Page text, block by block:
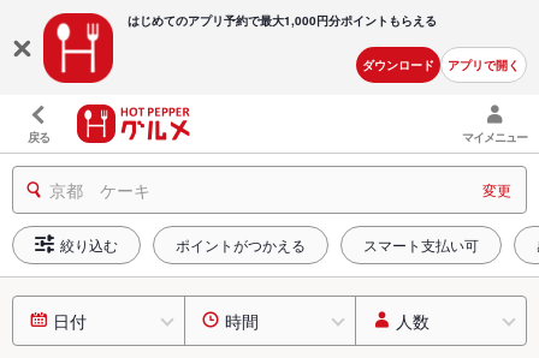
はじめてのアプリ予約で最大1,000円分ポイントもらえる
ダウンロード アプリで開く
戻る マイメニュー
京都 ケーキ 変更
絞り込む ポイントがつかえる スマート支払い可
日付 時間 人数